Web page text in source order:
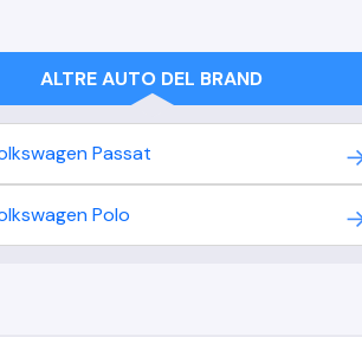
ALTRE AUTO DEL BRAND
Passat
Polo